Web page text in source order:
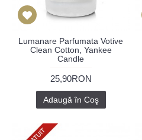
Lumanare Parfumata Votive
Clean Cotton, Yankee
Candle
25,90RON
Adaugă în Coş